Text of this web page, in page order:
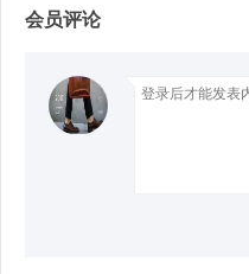
会员评论